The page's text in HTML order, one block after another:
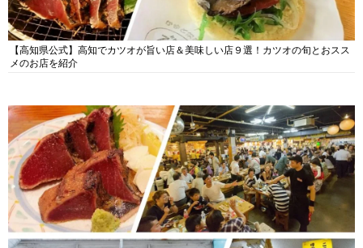
【高知県公式】高知でカツオが旨い店＆美味しい店９選！カツオの旬とおスス
メのお店を紹介